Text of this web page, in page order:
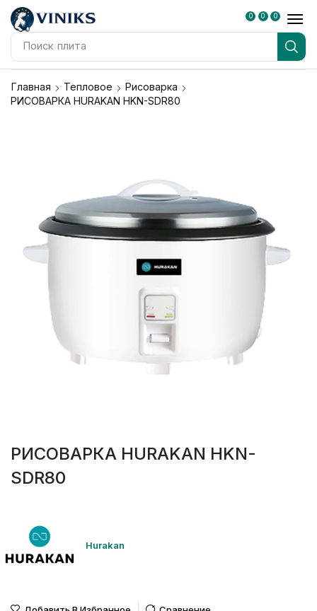
Поиск плита
0 0 0
Главная Тепловое
Рисоварка
РИСОВАРКА HURAKAN HKN-SDR80
РИСОВАРКА HURAKAN HKN-
SDR80
Hurakan